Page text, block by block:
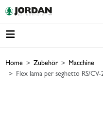
Home Zubehör
Macchine
Flex lama per seghetto RS/